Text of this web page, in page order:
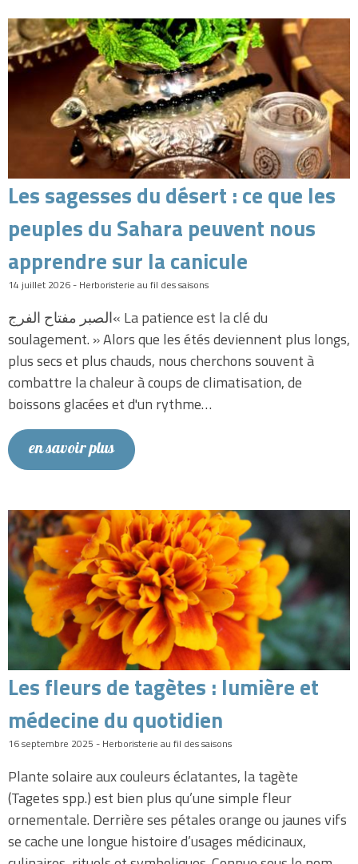
Les sagesses du désert : ce que les
peuples du Sahara peuvent nous
apprendre sur la canicule
14 juillet 2026 - Herboristerie au fil des saisons
الصبر مفتاح الفرج« La patience est la clé du
soulagement. » Alors que les étés deviennent plus longs,
plus secs et plus chauds, nous cherchons souvent à
combattre la chaleur à coups de climatisation, de
boissons glacées et d'un rythme…
en savoir plus
Les fleurs de tagètes : lumière et
médecine du quotidien
16 septembre 2025 - Herboristerie au fil des saisons
Plante solaire aux couleurs éclatantes, la tagète
(Tagetes spp.) est bien plus qu’une simple fleur
ornementale. Derrière ses pétales orange ou jaunes vifs
se cache une longue histoire d’usages médicinaux,